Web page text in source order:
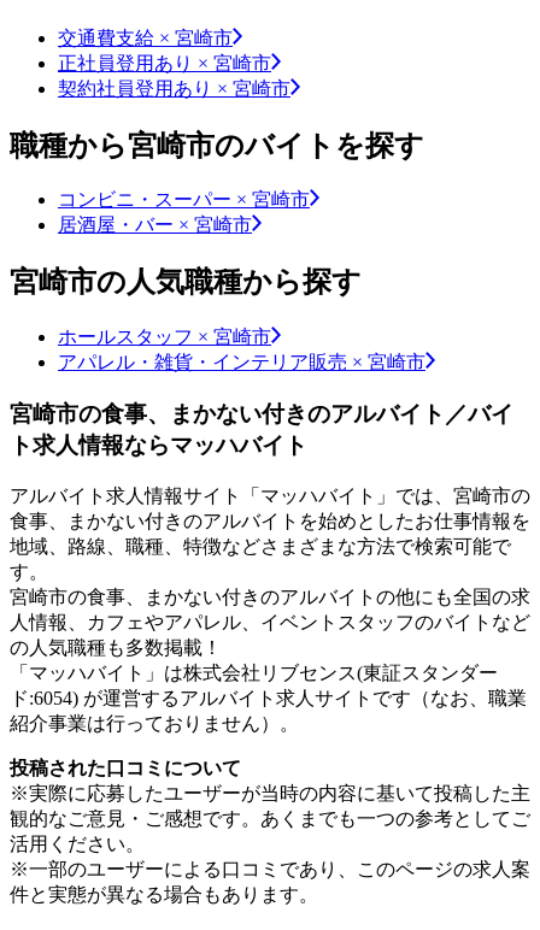
交通費支給 × 宮崎市
正社員登用あり × 宮崎市
契約社員登用あり × 宮崎市
職種から宮崎市のバイトを探す
コンビニ・スーパー × 宮崎市
居酒屋・バー × 宮崎市
宮崎市の人気職種から探す
ホールスタッフ × 宮崎市
アパレル・雑貨・インテリア販売 × 宮崎市
宮崎市の食事、まかない付きのアルバイト／バイ
ト求人情報ならマッハバイト
アルバイト求人情報サイト「マッハバイト」では、宮崎市の
食事、まかない付きのアルバイトを始めとしたお仕事情報を
地域、路線、職種、特徴などさまざまな方法で検索可能で
す。
宮崎市の食事、まかない付きのアルバイトの他にも全国の求
人情報、カフェやアパレル、イベントスタッフのバイトなど
の人気職種も多数掲載！
「マッハバイト」は株式会社リブセンス(東証スタンダー
ド:6054) が運営するアルバイト求人サイトです（なお、職業
紹介事業は行っておりません）。
投稿された口コミについて
※実際に応募したユーザーが当時の内容に基いて投稿した主
観的なご意見・ご感想です。あくまでも一つの参考としてご
活用ください。
※一部のユーザーによる口コミであり、このページの求人案
件と実態が異なる場合もあります。